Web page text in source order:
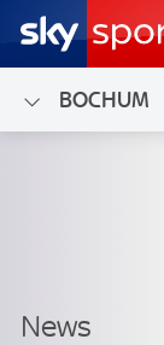
BOCHUM